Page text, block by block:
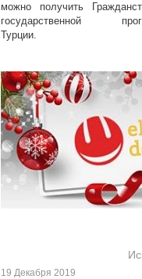
можно получить
государственной
Турции.
19 Декабря 2019